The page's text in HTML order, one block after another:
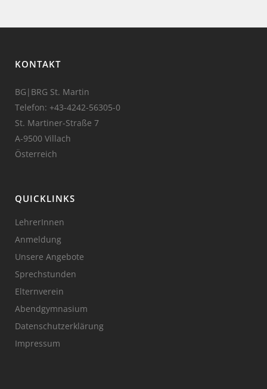
KONTAKT
BG|BRG St. Martin
Telefon: +43-4242-56305-0
St. Martiner-Straße 7
A-9500 Villach
Österreich
QUICKLINKS
LehrerInnen
Anmeldung
Unsere Angebote
Sprechstunden
Elternverein
Abendgymnasium
Datenschutzerklärung
Impressum